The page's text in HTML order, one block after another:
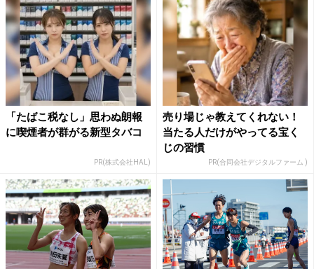
「たばこ税なし」思わぬ朗報
に喫煙者が群がる新型タバコ
PR(株式会社HAL)
売り場じゃ教えてくれない！
当たる人だけがやってる宝く
じの習慣
PR(合同会社デジタルファーム )